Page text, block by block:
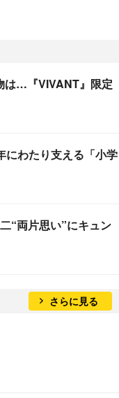
は…『VIVANT』限定
にわたり支える「小学
“両片思い”にキュン
さらに見る